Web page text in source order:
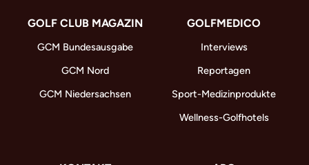
GOLF CLUB MAGAZIN
GCM Bundesausgabe
GCM Nord
GCM Niedersachsen
GOLFMEDICO
Interviews
Reportagen
Sport-Medizinprodukte
Wellness-Golfhotels